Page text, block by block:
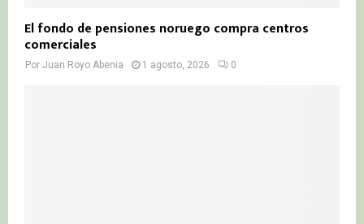
El fondo de pensiones noruego compra centros
comerciales
Por Juan Royo Abenia 1 agosto, 2026 0